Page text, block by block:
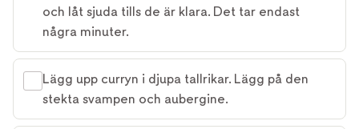
och låt sjuda tills de är klara. Det tar endast
några minuter.
Lägg upp curryn i djupa tallrikar. Lägg på den
stekta svampen och aubergine.